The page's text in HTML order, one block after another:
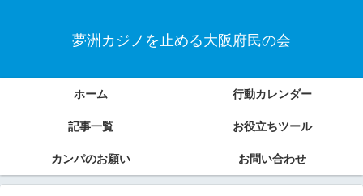
夢洲カジノを止める大阪府民の会
ホーム 行動カレンダー
記事一覧 お役立ちツール
カンパのお願い お問い合わせ